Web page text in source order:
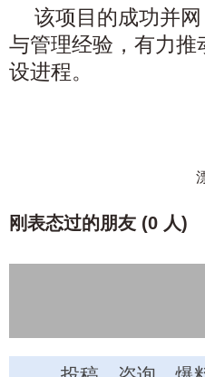
该项目的成功并
与管理经验，有力
设进程。
刚表态过的朋友 (0 人)